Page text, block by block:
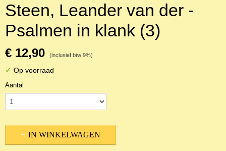
Steen, Leander van der -
Psalmen in klank (3)
€ 12,90 (inclusief btw 9%)
✓ Op voorraad
Aantal
IN WINKELWAGEN